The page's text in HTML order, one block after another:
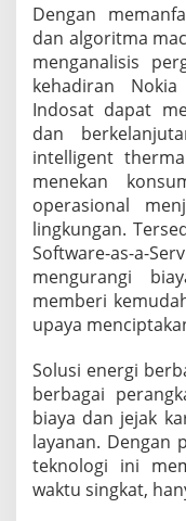
E
n
e
r
g
i
Dengan
dan algoritma
menganalisis
kehadiran
Indosat dapat
dan
intelligent
menekan
operasional
lingkungan.
Software-as-a-
mengurangi
memberi
upaya
Solusi energi
berbagai
biaya dan jejak
layanan. Dengan
teknologi ini
waktu singkat,